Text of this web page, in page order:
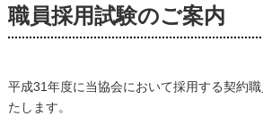
職員採用試験のご案内
平成31年度に当協会において採用する契約
たします。